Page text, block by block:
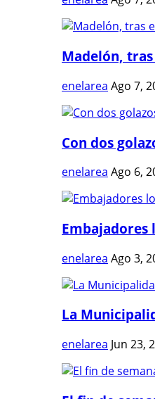
Madelón,
enelarea Ago 7,
Con dos
enelarea Ago 6,
Embajadores
enelarea Ago 3,
La
enelarea Jun 23,